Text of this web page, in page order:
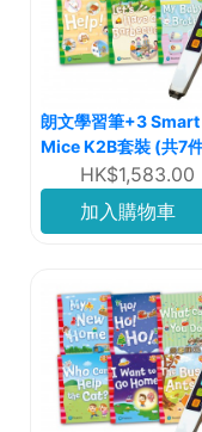
朗文學習筆+3 Smart
Mice K2B套裝 (共7
HK$1,583.00
加入購物車